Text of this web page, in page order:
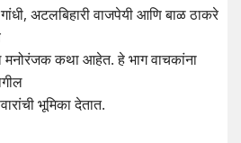
गांधी, अटलबिहारी वाजपेयी आणि बाळ ठाकरे
मनोरंजक कथा आहेत. हे भाग वाचकांना
भूमिका देतात.